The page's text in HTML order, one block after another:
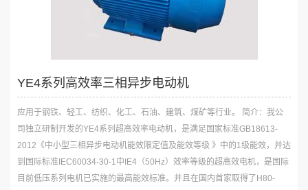
YE4系列高效率三相异步电动机
应用于钢铁、轻工、纺织、化工、石油、建筑、煤矿等行业。 简介：我公
司独立研制开发的YE4系列超高效率电动机，是满足国家标准GB18613-
2012《中小型三相异步电动机能效限定值及能效等级 》中的1级能效，并达
到国际标准IEC60034-30-1中IE4（50Hz）效率等级的超高效电机，是国际
目前低压系列电机已实施的最高能效标准。并且在国内首家取得了H80-